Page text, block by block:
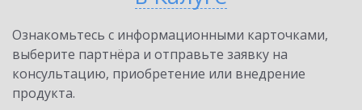
Ознакомьтесь с информационными карточками,
выберите партнёра и отправьте заявку на
консультацию, приобретение или внедрение
продукта.